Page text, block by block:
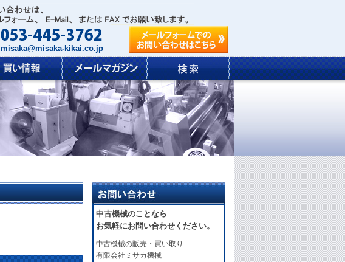
misaka@misaka-kikai.co.jp
中古機械のことなら
お気軽にお問い合わせください。
中古機械の販売・買い取り
有限会社ミサカ機械